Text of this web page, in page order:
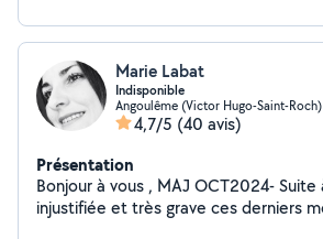
Marie Labat
Indisponible
Angoulême (Victor Hugo-Saint-Roch)
4,7/5 (40 avis)
Présentation
Bonjour à vous , MAJ OCT2024- Suite à une accusation
injustifiée et très grave ces derniers mois portee par un